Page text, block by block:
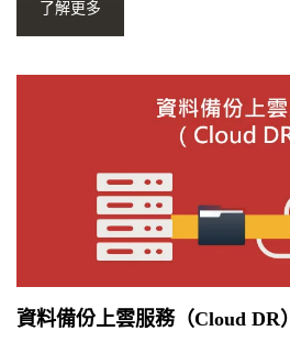
了解更多
資料備份上雲服務（Cloud DR）